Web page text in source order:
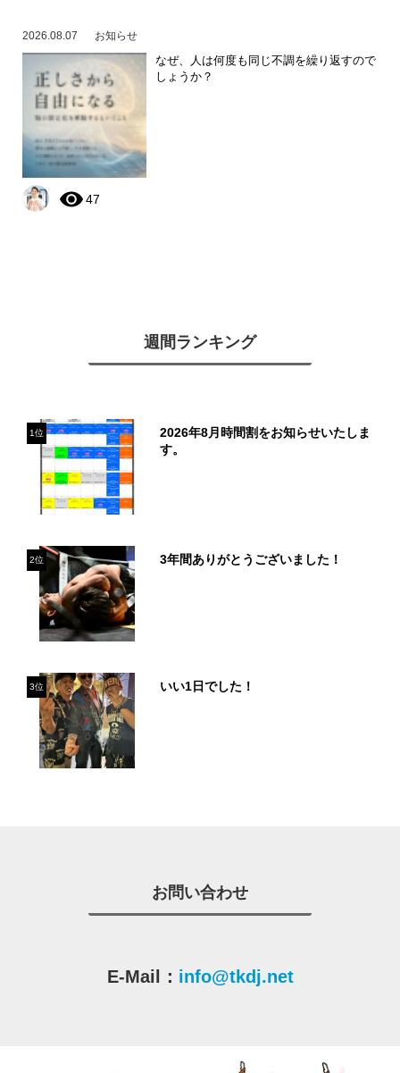
2026.08.07 お知らせ
なぜ、人は何度も同じ不調を繰り返すので
しょうか？
47
週間ランキング
1位
2026年8月時間割をお知らせいたしま
す。
2位 3年間ありがとうございました！
3位 いい1日でした！
お問い合わせ
E-Mail： info@tkdj.net